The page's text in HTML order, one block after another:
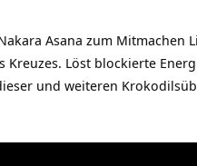
Asana zum
Kreuzes. Löst blockierte
und weiteren